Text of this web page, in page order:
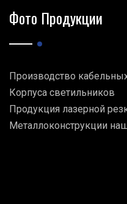
Фото Продукции
Производство
Корпуса светильников
Продукция лазерной
Металлоконструкции